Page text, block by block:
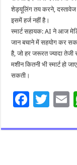
शेड्यूलिंग तय करने, दस्तावेज
इसमें हर्ज नहीं है।
स्मार्ट सहायक: AI ने आज
जान बचाने में सहयोग कर
है, जो हर जरूरत ज्यादा तेजी
मशीन कितनी भी स्मार्ट हो
सकती।
F
e
T
tt